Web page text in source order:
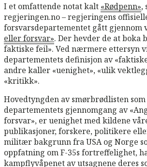
I et omfattende notat kalt «Rødpenn»,
regjeringen.no – regjeringens
forsvarsdepartementet gått gjennom
eller forsvar». Der hevder de at boka
faktiske feil». Ved nærmere ettersyn
departementets definisjon av
andre kaller «uenighet», «ulik
«kritikk».
Hovedtyngden av smørbrødlisten
departementets gjennomgang av
forsvar», er uenighet med kildene
publikasjoner, forskere, politikere
militær bakgrunn fra USA og Norge
oppfatning om F-35s fortreffelighet,
kampflyvåpenet av utsagnene deres